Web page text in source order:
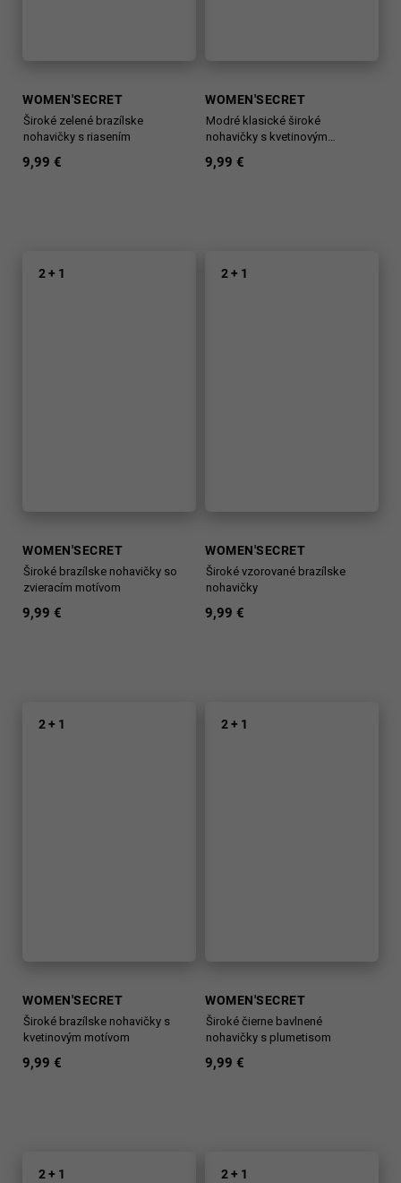
WOMEN'SECRET
Široké zelené brazílske
nohavičky s riasením
9,99 €
WOMEN'SECRET
Modré klasické široké
nohavičky s kvetinovým
9,99 €
2 + 1
WOMEN'SECRET
Široké brazílske nohavičky so
zvieracím motívom
9,99 €
2 + 1
WOMEN'SECRET
Široké vzorované brazílske
nohavičky
9,99 €
2 + 1
WOMEN'SECRET
Široké brazílske nohavičky s
kvetinovým motívom
9,99 €
2 + 1
WOMEN'SECRET
Široké čierne bavlnené
nohavičky s plumetisom
9,99 €
2 + 1 2 + 1